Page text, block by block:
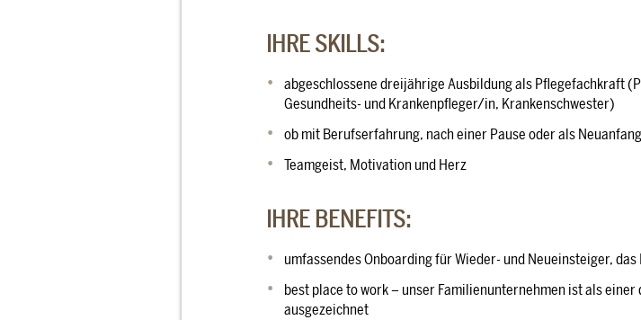
IHRE SKILLS:
abgeschlossene dreijährige Ausbildung als Pflegefachkraft
Gesundheits- und Krankenpfleger/in, Krankenschwester)
ob mit Berufserfahrung, nach einer Pause oder als
Teamgeist, Motivation und Herz
IHRE BENEFITS:
umfassendes Onboarding für Wieder- und Neueinsteiger,
best place to work – unser Familienunternehmen ist als
ausgezeichnet